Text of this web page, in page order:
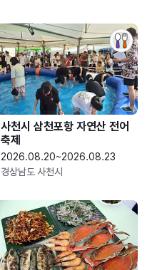
사천시 삼천포항 자연산 전어
축제
2026.08.20~2026.08.23
경상남도 사천시